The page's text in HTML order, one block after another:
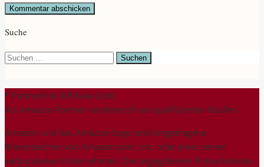
Suche
Suchen
* Partnerlink (Affiliate-Link)
Als Amazon-Partner verdiene ich an qualifizierten Käufen.
Amazon und das Amazon-Logo sind eingetragene
Warenzeichen von Amazon.com, Inc. oder eines seiner
verbundenen Unternehmen. Die angegebenen Preise können